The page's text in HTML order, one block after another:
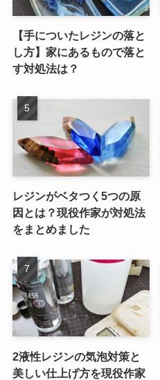
【手についたレジンの落と
し方】家にあるもので落と
す対処法は？
レジンがベタつく5つの原
因とは？現役作家が対処法
をまとめました
2液性レジンの気泡対策と
美しい仕上げ方を現役作家